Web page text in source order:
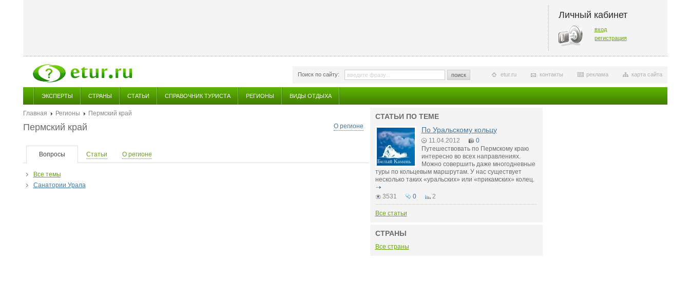
Личный кабинет
вход
регистрация
Поиск по сайту: поиск карта сайта
реклама
контакты
etur.ru
ЭКСПЕРТЫ СТРАНЫ СТАТЬИ СПРАВОЧНИК ТУРИСТА РЕГИОНЫ ВИДЫ ОТДЫХА
Главная Регионы
Пермский край
О регионе
Пермский край
Вопросы Статьи О регионе
Все темы
Санатории Урала
СТАТЬИ ПО ТЕМЕ
По Уральскому кольцу
11.04.2012
0
Путешествовать по Пермскому краю
интересно во всех направлениях.
Можно совершить даже многодневные
туры по кольцевым маршрутам. У нас существует
несколько таких «уральских» или «прикамских» колец.
3531 0 2
Все статьи
СТРАНЫ
Все страны